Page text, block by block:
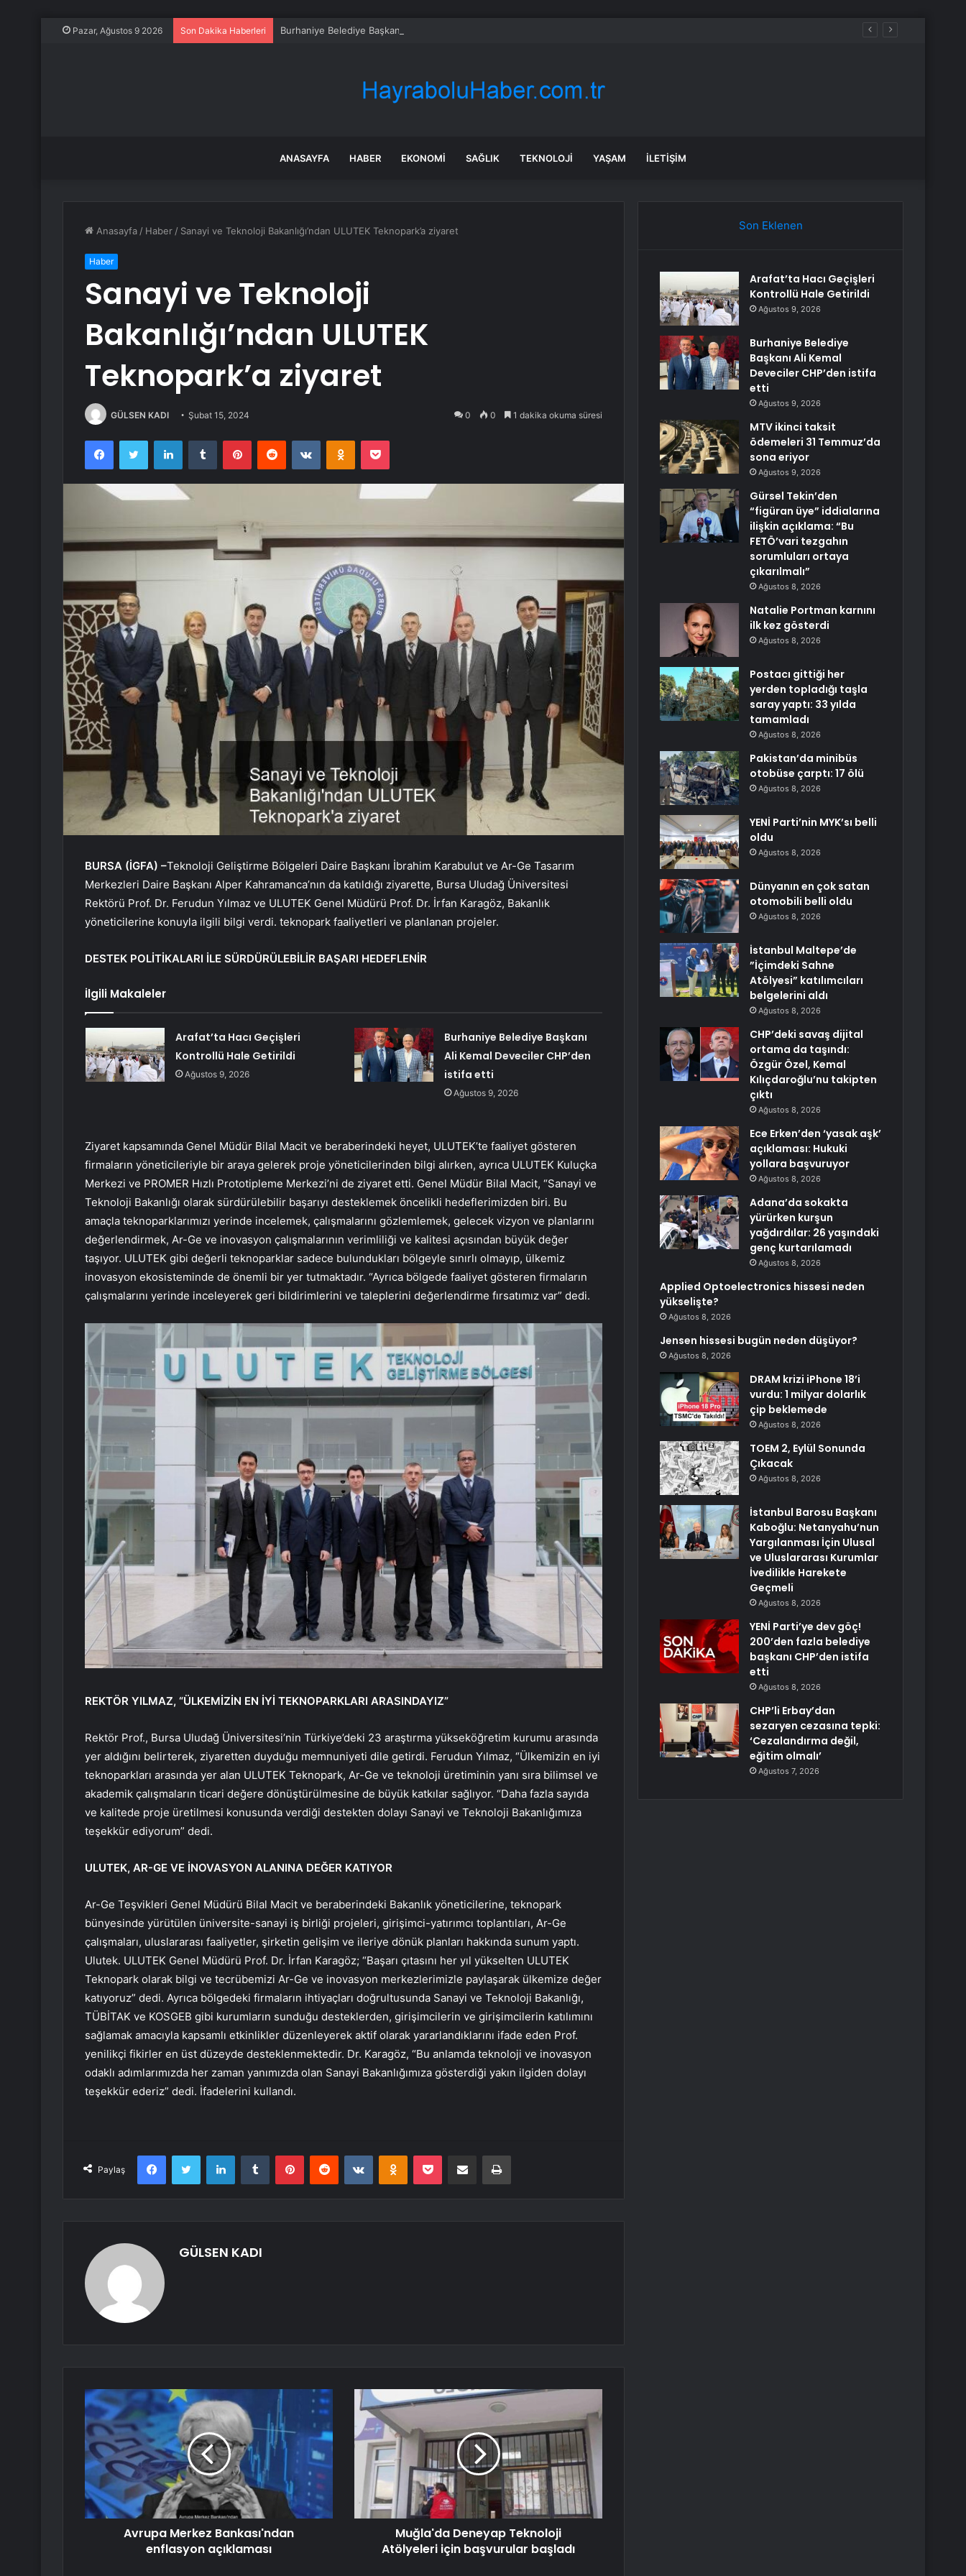
Pazar, Ağustos 9 2026 Son Dakika Haberleri Burhaniye Belediye Başkanı Ali Kemal Deveciler CHP’den istifa etti
ANASAYFA HABER EKONOMI SAĞLIK TEKNOLOJI YAŞAM İLETIŞIM
Anasayfa / Haber / Sanayi ve Teknoloji Bakanlığı’ndan ULUTEK Teknopark’a ziyaret
Haber
Sanayi ve Teknoloji
Bakanlığı’ndan ULUTEK
Teknopark’a ziyaret
GÜLSEN KADI Şubat 15, 2024 0 0 1 dakika okuma süresi
FacebookTwitter LinkedInTumblr PinterestReddit VKontakteOdnoklassniki
Pocket
BURSA (İGFA) –Teknoloji Geliştirme Bölgeleri Daire Başkanı İbrahim Karabulut ve Ar-Ge Tasarım
Merkezleri Daire Başkanı Alper Kahramanca’nın da katıldığı ziyarette, Bursa Uludağ Üniversitesi
Rektörü Prof. Dr. Ferudun Yılmaz ve ULUTEK Genel Müdürü Prof. Dr. İrfan Karagöz, Bakanlık
yöneticilerine konuyla ilgili bilgi verdi. teknopark faaliyetleri ve planlanan projeler.
DESTEK POLİTİKALARI İLE SÜRDÜRÜLEBİLİR BAŞARI HEDEFLENİR
İlgili Makaleler
Arafat’ta Hacı Geçişleri
Kontrollü Hale Getirildi
Ağustos 9, 2026
Burhaniye Belediye Başkanı
Ali Kemal Deveciler CHP’den
istifa etti
Ağustos 9, 2026
Ziyaret kapsamında Genel Müdür Bilal Macit ve beraberindeki heyet, ULUTEK’te faaliyet gösteren
firmaların yöneticileriyle bir araya gelerek proje yöneticilerinden bilgi alırken, ayrıca ULUTEK Kuluçka
Merkezi ve PROMER Hızlı Prototipleme Merkezi’ni de ziyaret etti. Genel Müdür Bilal Macit, “Sanayi ve
Teknoloji Bakanlığı olarak sürdürülebilir başarıyı desteklemek öncelikli hedeflerimizden biri. Bu
amaçla teknoparklarımızı yerinde incelemek, çalışmalarını gözlemlemek, gelecek vizyon ve planlarını
değerlendirmek, Ar-Ge ve inovasyon çalışmalarının verimliliği ve kalitesi açısından büyük değer
taşıyor. ULUTEK gibi değerli teknoparklar sadece bulundukları bölgeyle sınırlı olmayıp, ülkemiz
inovasyon ekosisteminde de önemli bir yer tutmaktadır. “Ayrıca bölgede faaliyet gösteren firmaların
çalışmalarını yerinde inceleyerek geri bildirimlerini ve taleplerini değerlendirme fırsatımız var” dedi.
REKTÖR YILMAZ, “ÜLKEMİZİN EN İYİ TEKNOPARKLARI ARASINDAYIZ”
Rektör Prof., Bursa Uludağ Üniversitesi’nin Türkiye’deki 23 araştırma yükseköğretim kurumu arasında
yer aldığını belirterek, ziyaretten duyduğu memnuniyeti dile getirdi. Ferudun Yılmaz, “Ülkemizin en iyi
teknoparkları arasında yer alan ULUTEK Teknopark, Ar-Ge ve teknoloji üretiminin yanı sıra bilimsel ve
akademik çalışmaların ticari değere dönüştürülmesine de büyük katkılar sağlıyor. “Daha fazla sayıda
ve kalitede proje üretilmesi konusunda verdiği destekten dolayı Sanayi ve Teknoloji Bakanlığımıza
teşekkür ediyorum” dedi.
ULUTEK, AR-GE VE İNOVASYON ALANINA DEĞER KATIYOR
Ar-Ge Teşvikleri Genel Müdürü Bilal Macit ve beraberindeki Bakanlık yöneticilerine, teknopark
bünyesinde yürütülen üniversite-sanayi iş birliği projeleri, girişimci-yatırımcı toplantıları, Ar-Ge
çalışmaları, uluslararası faaliyetler, şirketin gelişim ve ileriye dönük planları hakkında sunum yaptı.
Ulutek. ULUTEK Genel Müdürü Prof. Dr. İrfan Karagöz; “Başarı çıtasını her yıl yükselten ULUTEK
Teknopark olarak bilgi ve tecrübemizi Ar-Ge ve inovasyon merkezlerimizle paylaşarak ülkemize değer
katıyoruz” dedi. Ayrıca bölgedeki firmaların ihtiyaçları doğrultusunda Sanayi ve Teknoloji Bakanlığı,
TÜBİTAK ve KOSGEB gibi kurumların sunduğu desteklerden, girişimcilerin ve girişimcilerin katılımını
sağlamak amacıyla kapsamlı etkinlikler düzenleyerek aktif olarak yararlandıklarını ifade eden Prof.
yenilikçi fikirler en üst düzeyde desteklenmektedir. Dr. Karagöz, “Bu anlamda teknoloji ve inovasyon
odaklı adımlarımızda her zaman yanımızda olan Sanayi Bakanlığımıza gösterdiği yakın ilgiden dolayı
teşekkür ederiz” dedi. İfadelerini kullandı.
Paylaş
FacebookTwitter LinkedInTumblr PinterestReddit VKontakteOdnoklassniki
Pocket E-Posta ile paylaş Yazdır
GÜLSEN KADI
Avrupa Merkez Bankası'ndan
enflasyon açıklaması
Muğla'da Deneyap Teknoloji
Atölyeleri için başvurular başladı
Son Eklenen
Arafat’ta Hacı Geçişleri
Kontrollü Hale Getirildi
Ağustos 9, 2026
Burhaniye Belediye
Başkanı Ali Kemal
Deveciler CHP’den istifa
etti
Ağustos 9, 2026
MTV ikinci taksit
ödemeleri 31 Temmuz’da
sona eriyor
Ağustos 9, 2026
Gürsel Tekin’den
“figüran üye” iddialarına
ilişkin açıklama: “Bu
FETÖ’vari tezgahın
sorumluları ortaya
çıkarılmalı”
Ağustos 8, 2026
Natalie Portman karnını
ilk kez gösterdi
Ağustos 8, 2026
Postacı gittiği her
yerden topladığı taşla
saray yaptı: 33 yılda
tamamladı
Ağustos 8, 2026
Pakistan’da minibüs
otobüse çarptı: 17 ölü
Ağustos 8, 2026
YENİ Parti’nin MYK’sı belli
oldu
Ağustos 8, 2026
Dünyanın en çok satan
otomobili belli oldu
Ağustos 8, 2026
İstanbul Maltepe’de
”İçimdeki Sahne
Atölyesi” katılımcıları
belgelerini aldı
Ağustos 8, 2026
CHP’deki savaş dijital
ortama da taşındı:
Özgür Özel, Kemal
Kılıçdaroğlu’nu takipten
çıktı
Ağustos 8, 2026
Ece Erken’den ‘yasak aşk’
açıklaması: Hukuki
yollara başvuruyor
Ağustos 8, 2026
Adana’da sokakta
yürürken kurşun
yağdırdılar: 26 yaşındaki
genç kurtarılamadı
Ağustos 8, 2026
Applied Optoelectronics hissesi neden
yükselişte?
Ağustos 8, 2026
Jensen hissesi bugün neden düşüyor?
Ağustos 8, 2026
DRAM krizi iPhone 18’i
vurdu: 1 milyar dolarlık
çip beklemede
Ağustos 8, 2026
TOEM 2, Eylül Sonunda
Çıkacak
Ağustos 8, 2026
İstanbul Barosu Başkanı
Kaboğlu: Netanyahu’nun
Yargılanması İçin Ulusal
ve Uluslararası Kurumlar
İvedilikle Harekete
Geçmeli
Ağustos 8, 2026
YENİ Parti’ye dev göç!
200’den fazla belediye
başkanı CHP’den istifa
etti
Ağustos 8, 2026
CHP’li Erbay’dan
sezaryen cezasına tepki:
‘Cezalandırma değil,
eğitim olmalı’
Ağustos 7, 2026